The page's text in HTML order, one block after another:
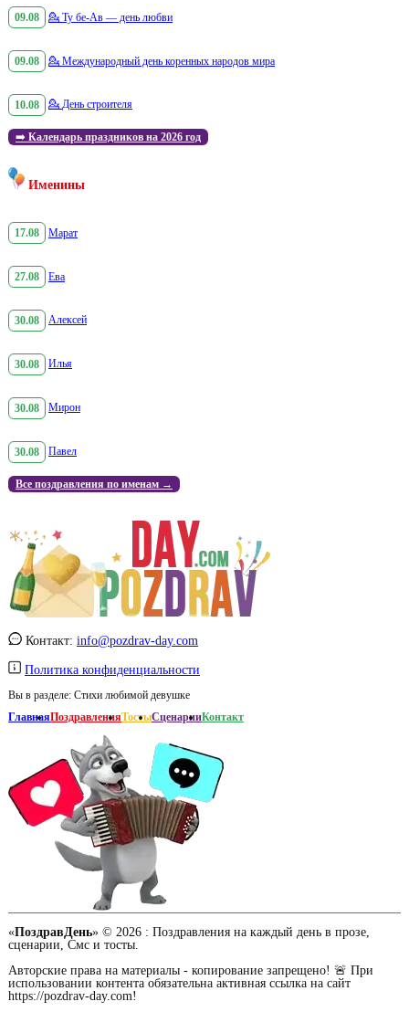
09.08 💁 Ту бе-Ав — день любви
09.08 💁 Международный день коренных народов мира
10.08 💁 День строителя
➡️ Календарь праздников на 2026 год
Именины
17.08 Марат
27.08 Ева
30.08 Алексей
30.08 Илья
30.08 Мирон
30.08 Павел
Все поздравления по именам →
Контакт: info@pozdrav-day.com
Политика конфиденциальности
Вы в разделе: Стихи любимой девушке
ГлавнаяПоздравленияТостыСценарииКонтакт
«ПоздравДень» © 2026 : Поздравления на каждый день в прозе,
сценарии, Смс и тосты.
Авторские права на материалы - копирование запрещено! 🚨 При
использовании контента обязательна активная ссылка на сайт
https://pozdrav-day.com!